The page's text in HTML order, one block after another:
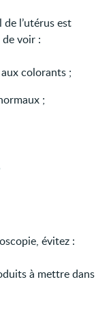
l’utérus est
voir :
colorants ;
;
évitez :
à mettre dans